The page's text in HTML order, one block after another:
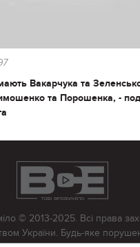
Вакарчука та
та Порошенка, -
© 2013-2025. Всі права
України. Будь-яке